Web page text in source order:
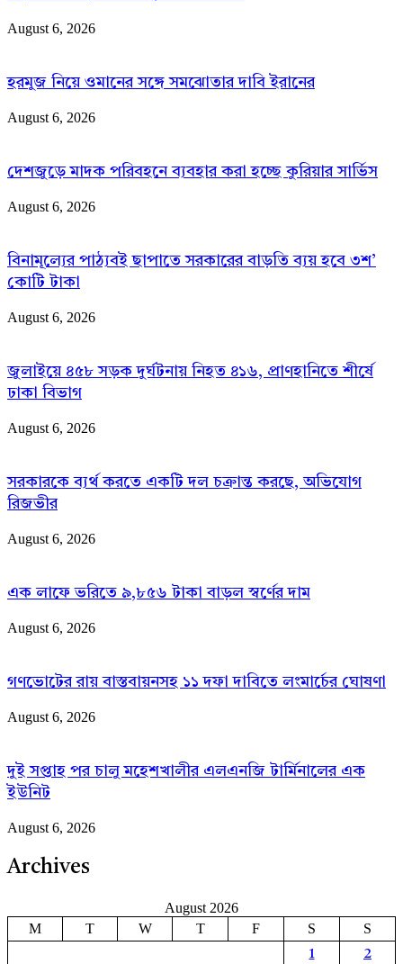
August 6, 2026
হরমুজ নিয়ে ওমানের সঙ্গে সমঝোতার দাবি ইরানের
August 6, 2026
দেশজুড়ে মাদক পরিবহনে ব্যবহার করা হচ্ছে কুরিয়ার সার্ভিস
August 6, 2026
বিনামূল্যের পাঠ্যবই ছাপাতে সরকারের বাড়তি ব্যয় হবে ৩শ’
কোটি টাকা
August 6, 2026
জুলাইয়ে ৪৫৮ সড়ক দুর্ঘটনায় নিহত ৪১৬, প্রাণহানিতে শীর্ষে
ঢাকা বিভাগ
August 6, 2026
সরকারকে ব্যর্থ করতে একটি দল চক্রান্ত করছে, অভিযোগ
রিজভীর
August 6, 2026
এক লাফে ভরিতে ৯,৮৫৬ টাকা বাড়ল স্বর্ণের দাম
August 6, 2026
গণভোটের রায় বাস্তবায়নসহ ১১ দফা দাবিতে লংমার্চের ঘোষণা
August 6, 2026
দুই সপ্তাহ পর চালু মহেশখালীর এলএনজি টার্মিনালের এক
ইউনিট
August 6, 2026
Archives
August 2026
M
T W T F S S
1 2